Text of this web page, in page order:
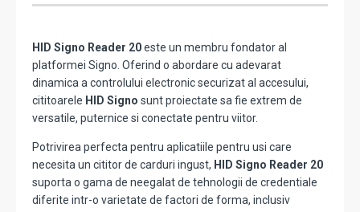
HID Signo Reader 20este un membru fondator al
platformei Signo. Oferind o abordare cu adevarat
dinamica a controlului electronic securizat al accesului,
cititoarele HID Signo sunt proiectate sa fie extrem de
versatile, puternice si conectate pentru viitor.
Potrivirea perfecta pentru aplicatiile pentru usi care
necesita un cititor de carduri ingust, HID Signo Reader 20
suporta o gama de neegalat de tehnologii de credentiale
diferite intr-o varietate de factori de forma, inclusiv